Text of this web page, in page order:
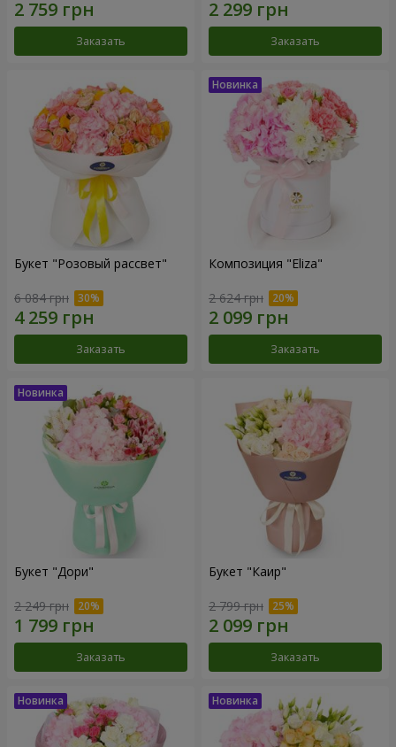
Заказать Заказать
Букет "Розовый рассвет"
6 084 грн
Заказать
Композиция "Eliza"
2 624 грн
Заказать
Букет "Дори"
2 249 грн
Заказать
Букет "Каир"
2 799 грн
Заказать